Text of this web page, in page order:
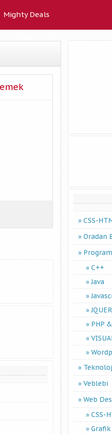
Mighty Deals
CSS-
Oradan
C++
Java
PHP
Veblebi
Web
CSS-